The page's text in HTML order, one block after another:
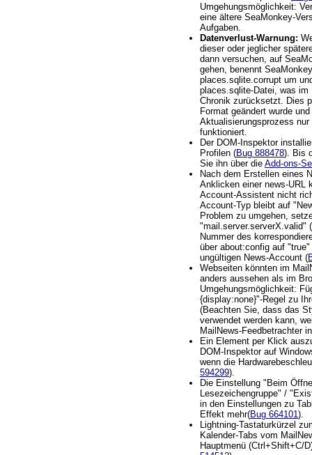
Umgehungsmöglichkeit:
eine ältere SeaMonkey-
Aufgaben.
Datenverlust-Warnung:
dieser oder jeglicher
dann versuchen, auf
gehen, benennt
places.sqlite.corrupt um
places.sqlite-Datei, was im
Chronik zurücksetzt. Dies
Format geändert wurde und
Aktualisierungsprozess
funktioniert.
Der DOM-Inspektor
Profilen (Bug 888478). Bis
Sie ihn über die Add-ons-
Nach dem Erstellen eines
Anklicken einer news-URL
Account-Assistent nicht
Account-Typ bleibt auf
Problem zu umgehen,
"mail.server.serverX.valid"
Nummer des
über about:config auf
ungültigen News-Account (
Webseiten könnten im
anders aussehen als im
Umgehungsmöglichkeit:
{display:none}"-Regel zu
(Beachten Sie, dass das
verwendet werden kann,
MailNews-Feedbetrachter
Ein Element per Klick
DOM-Inspektor auf
wenn die
594299).
Die Einstellung "Beim
Lesezeichengruppe" /
in den Einstellungen zu
Effekt mehr(Bug 664101 ).
Lightning-Tastaturkürzel
Kalender-Tabs vom
Hauptmenü (Ctrl+Shift+C/